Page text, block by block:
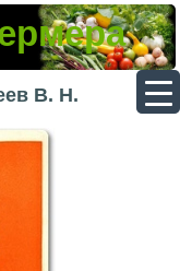
В. Н.